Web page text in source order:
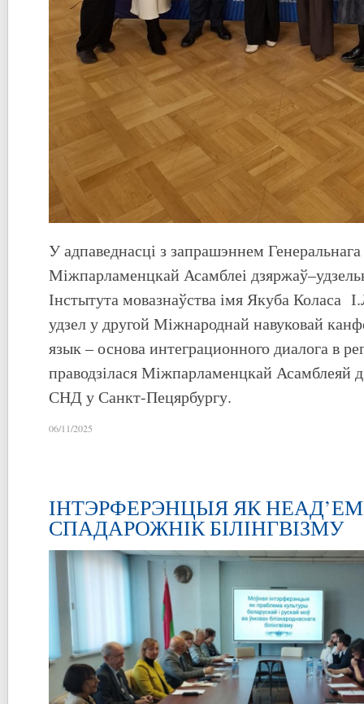
У адпаведнасці з запрашэннем Генеральнага
Міжпарламенцкай Асамблеі
Інстытута мовазнаўства імя Якуба Коласа
удзел у другой Міжнароднай навуковай
язык – основа интеграционного диалога в
праводзілася Міжпарламенцкай Асамблеяй
СНД у Санкт-Пецярбургу.
06/11/2025
ІНТЭРФЕРЭНЦЫЯ ЯК
СПАДАРОЖНІК БІЛІНГВІЗМУ